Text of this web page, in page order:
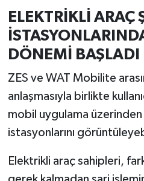
ELEKTRİKLİ ARAÇ
DÖNEMİ BAŞLADI
ZES ve WAT Mobilite
anlaşmasıyla birlikte
mobil uygulama üzerinden
istasyonlarını
Elektrikli araç sahipleri,
Politika
Resmi İlan
Rüya Tabirleri
Sağlık